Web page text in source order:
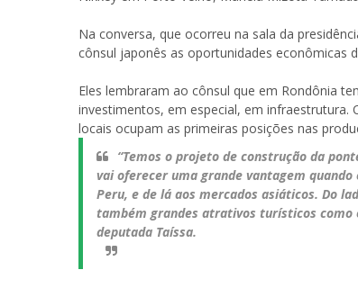
Na conversa, que ocorreu na sala da
cônsul japonês as oportunidades
Eles lembraram ao cônsul que em Rondônia
investimentos, em especial, em infraestrutura.
locais ocupam as primeiras posições nas
“Temos o projeto de construção da
vai oferecer uma grande vantagem
Peru, e de lá aos mercados asiáticos. Do
também grandes atrativos turísticos como
deputada Taíssa.